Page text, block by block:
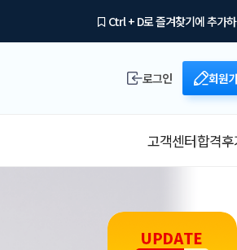
Ctrl + D로 즐겨찾기에 추가
로그인 회원
고객센터합격